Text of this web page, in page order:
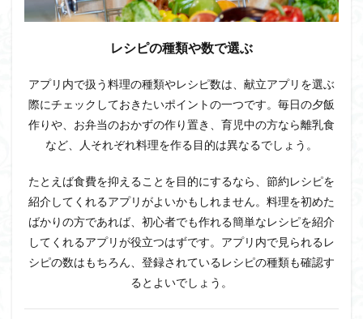
は何
を作
んだ
献立
アプ
リを
活用
う
レシピの種類や数で選ぶ
アプリ内で扱う料理の種類やレシピ数は、献立アプリを選ぶ
際にチェックしておきたいポイントの一つです。毎日の夕飯
作りや、お弁当のおかずの作り置き、育児中の方なら離乳食
など、人それぞれ料理を作る目的は異なるでしょう。
たとえば食費を抑えることを目的にするなら、節約レシピを
紹介してくれるアプリがよいかもしれません。料理を初めた
ばかりの方であれば、初心者でも作れる簡単なレシピを紹介
してくれるアプリが役立つはずです。アプリ内で見られるレ
シピの数はもちろん、登録されているレシピの種類も確認す
るとよいでしょう。